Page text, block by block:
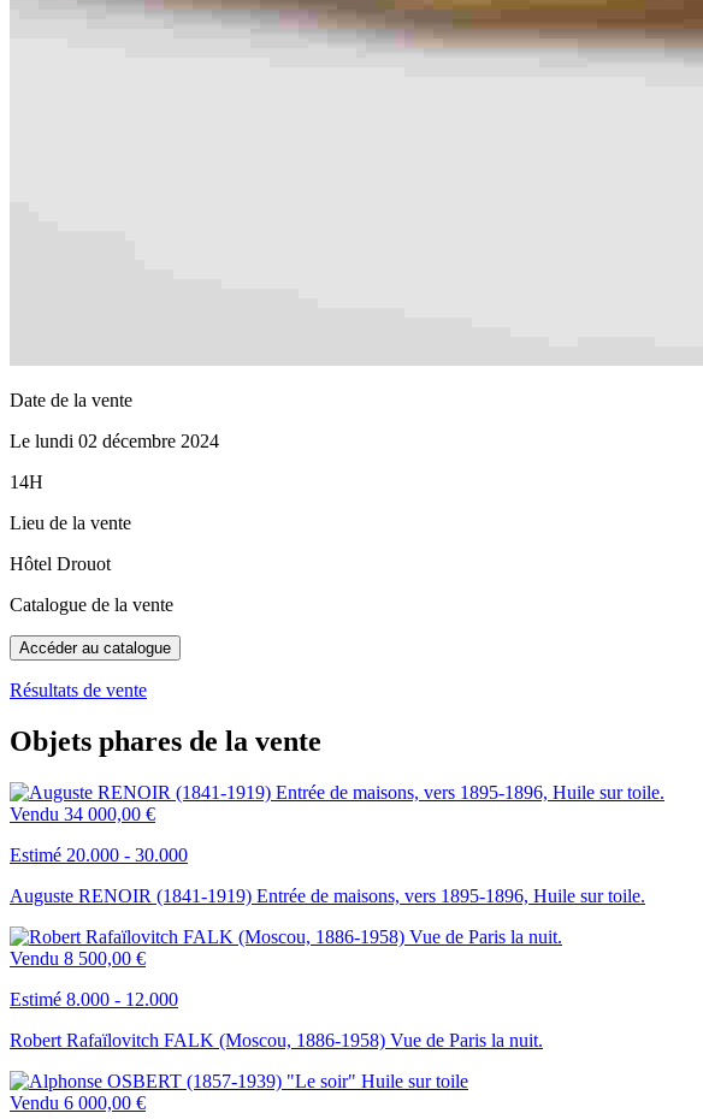
Date de la vente
Le lundi 02 décembre 2024
14H
Lieu de la vente
Hôtel Drouot
Catalogue de la vente
Accéder au catalogue
Résultats de vente
Objets phares de la vente
Vendu 34 000,00 €
Estimé 20.000 - 30.000
Auguste RENOIR (1841-1919) Entrée de maisons, vers 1895-1896, Huile sur toile.
Vendu 8 500,00 €
Estimé 8.000 - 12.000
Robert Rafaïlovitch FALK (Moscou, 1886-1958) Vue de Paris la nuit.
Vendu 6 000,00 €